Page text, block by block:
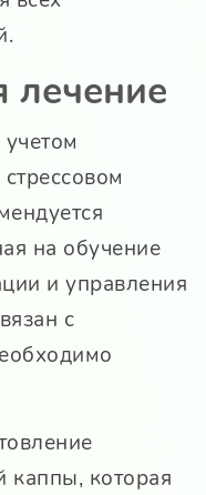
лечение
на обучение
и управления
с
каппы, которая